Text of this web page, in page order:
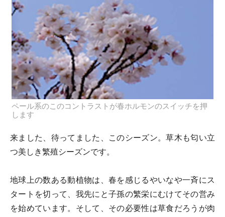
ペール系のこのコントラストが春ホルモンのスイッチを押
します
来ました、待ってました、このシーズン。草木も匂い立
つ美しき繁殖シーズンです。
地球上の数ある動植物は、春を感じるやいなや一斉にス
タートを切って、我先にと子孫の繁栄にむけてその営み
を始めています。そして、その必要性は草食だろうが肉